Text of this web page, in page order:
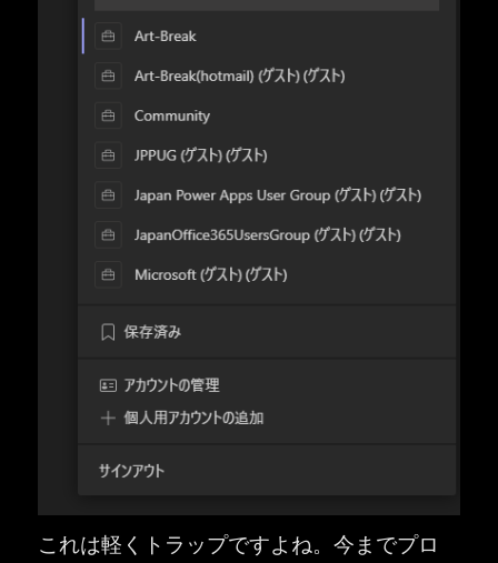
これは軽くトラップですよね。今までプロ